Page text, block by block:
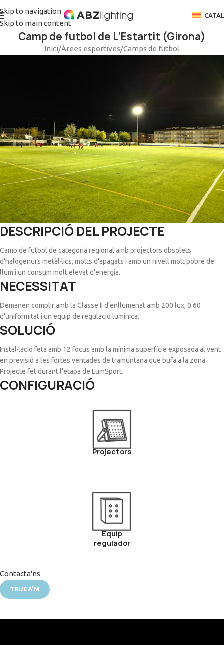
Skip to navigation
Skip to main content
Camp de futbol de L’Estartit (Girona)
Inici/Àrees esportives/Camps de futbol
DESCRIPCIÓ DEL PROJECTE
Camp de futbol de categoria regional amb projectors obsolets
d’halogenurs metàl·lics, molts d’apagats i amb un nivell molt pobre de
llum i un consum molt elevat d’energia.
NECESSITAT
Demanen complir amb la Classe II d’enllumenat amb 200 lux, 0.60
d’uniformitat i un equip de regulació lumínica.
SOLUCIÓ
Instal·lació feta amb 12 focus amb la mínima superfície exposada al vent
en previsió a les fortes ventades de tramuntana que bufa a la zona.
Projecte fet durant l'etapa de LumSport.
CONFIGURACIÓ
Projectors
Equip
regulador
Contacta'ns
TRUCA'M